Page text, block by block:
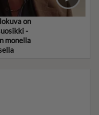
on
-
monella